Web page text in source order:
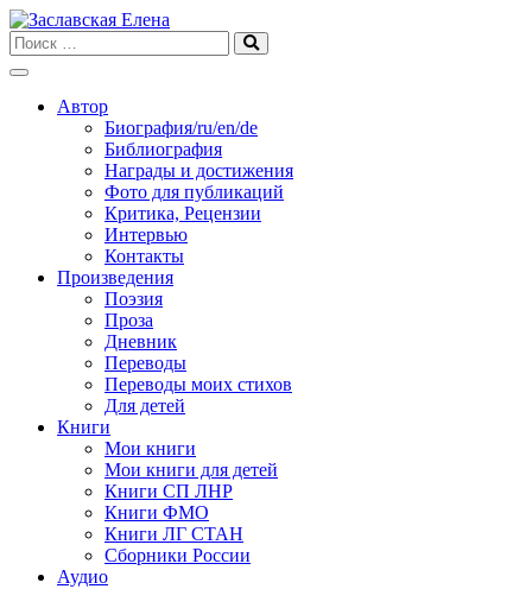
Skip
to
content
Автор
Биография/ru/en/de
Библиография
Награды и достижения
Фото для публикаций
Критика, Рецензии
Интервью
Контакты
Произведения
Поэзия
Проза
Дневник
Переводы
Переводы моих стихов
Для детей
Книги
Мои книги
Мои книги для детей
Книги СП ЛНР
Книги ФМО
Книги ЛГ СТАН
Сборники России
Аудио